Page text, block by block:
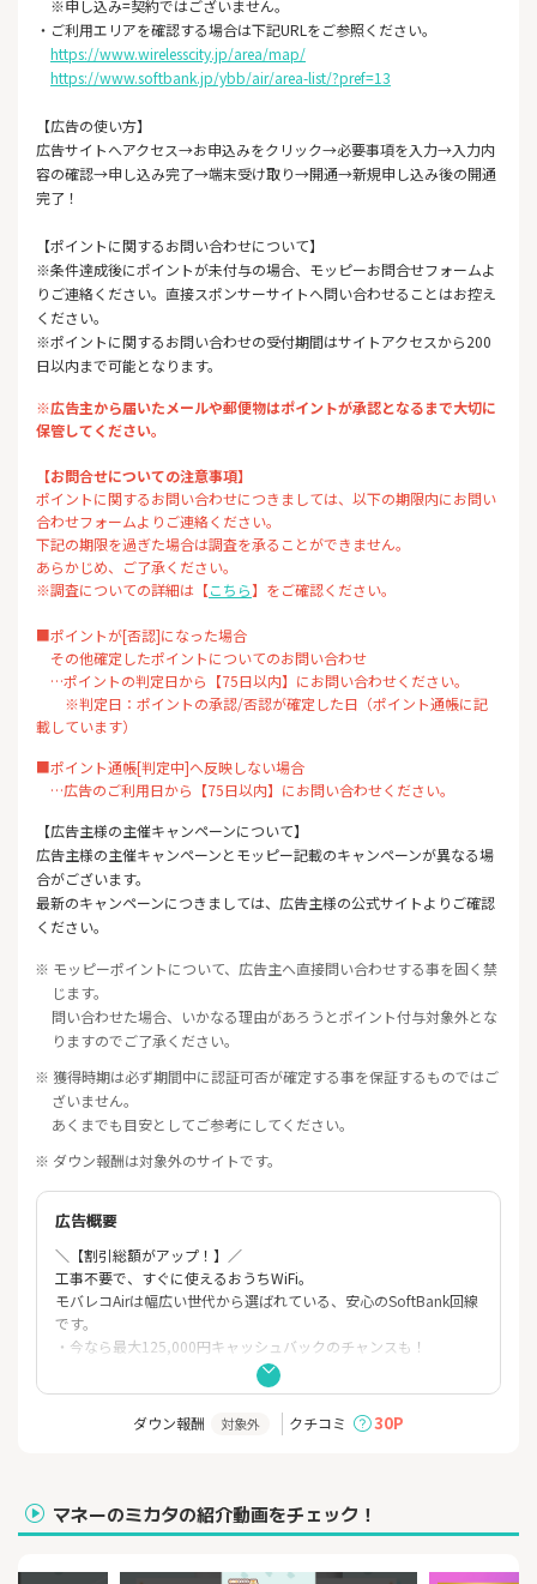
※申し込み=契約ではございません。
・ご利用エリアを確認する場合は下記URLをご参照ください。
https://www.wirelesscity.jp/area/map/
https://www.softbank.jp/ybb/air/area-list/?pref=13
【広告の使い方】
広告サイトへアクセス→お申込みをクリック→必要事項を入力→入力内
容の確認→申し込み完了→端末受け取り→開通→新規申し込み後の開通
完了！
【ポイントに関するお問い合わせについて】
※条件達成後にポイントが未付与の場合、モッピーお問合せフォームよ
りご連絡ください。直接スポンサーサイトへ問い合わせることはお控え
ください。
※ポイントに関するお問い合わせの受付期間はサイトアクセスから200
日以内まで可能となります。
※広告主から届いたメールや郵便物はポイントが承認となるまで大切に
保管してください。
【お問合せについての注意事項】
ポイントに関するお問い合わせにつきましては、以下の期限内にお問い
合わせフォームよりご連絡ください。
下記の期限を過ぎた場合は調査を承ることができません。
あらかじめ、ご了承ください。
※調査についての詳細は【こちら】をご確認ください。
■ポイントが[否認]になった場合
その他確定したポイントについてのお問い合わせ
…ポイントの判定日から【75日以内】にお問い合わせください。
※判定日：ポイントの承認/否認が確定した日（ポイント通帳に記
載しています）
■ポイント通帳[判定中]へ反映しない場合
…広告のご利用日から【75日以内】にお問い合わせください。
【広告主様の主催キャンペーンについて】
広告主様の主催キャンペーンとモッピー記載のキャンペーンが異なる場
合がございます。
最新のキャンペーンにつきましては、広告主様の公式サイトよりご確認
ください。
※ モッピーポイントについて、広告主へ直接問い合わせする事を固く禁
じます。
問い合わせた場合、いかなる理由があろうとポイント付与対象外とな
りますのでご了承ください。
※ 獲得時期は必ず期間中に認証可否が確定する事を保証するものではご
ざいません。
あくまでも目安としてご参考にしてください。
※ ダウン報酬は対象外のサイトです。
広告概要
＼【割引総額がアップ！】／
工事不要で、すぐに使えるおうちWiFi。
モバレコAirは幅広い世代から選ばれている、安心のSoftBank回線
です。
・今なら最大125,000円キャッシュバックのチャンスも！
割引総額がアップ！月々のランニングコストを抑えたい方にもお
・2〜12カ月目 3,080円（税込）
・13〜36カ月目 4,180円（税込）
ダウン報酬 対象外 クチコミ 30P
マネーのミカタの紹介動画をチェック！